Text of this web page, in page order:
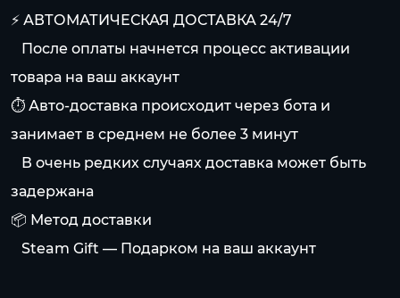
⚡️ АВТОМАТИЧЕСКАЯ ДОСТАВКА 24/7
⠀После оплаты начнется процесс активации
товара на ваш аккаунт
⏱️ Авто-доставка происходит через бота и
занимает в среднем не более 3 минут
⠀В очень редких случаях доставка может быть
задержана
📦 Метод доставки
⠀Steam Gift — Подарком на ваш аккаунт